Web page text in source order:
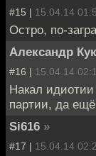
#15 | 15.04.14
Остро, по-
Александр
#16 | 15.04.14
Накал идиотии
партии, да
Si616 »
#17 | 15.04.14